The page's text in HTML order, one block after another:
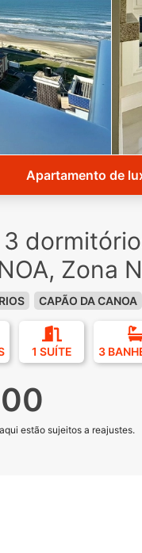
Apartamento de
Zona
CAPÃO DA CANOA
1 SUÍTE 3
estão sujeitos a reajustes.